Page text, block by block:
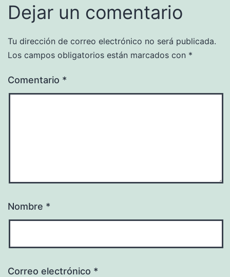
Dejar un comentario
Tu dirección de correo electrónico no será publicada.
Los campos obligatorios están marcados con *
Comentario *
Nombre *
Correo electrónico *